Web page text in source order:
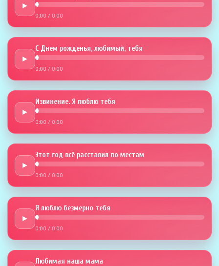
►
0:00 / 0:00
►
С Днем рожденья, любимый, тебя
0:00 / 0:00
►
Извинение. Я люблю тебя
0:00 / 0:00
►
Этот год всё расставил по местам
0:00 / 0:00
►
Я люблю безмерно тебя
0:00 / 0:00
Любимая наша мама